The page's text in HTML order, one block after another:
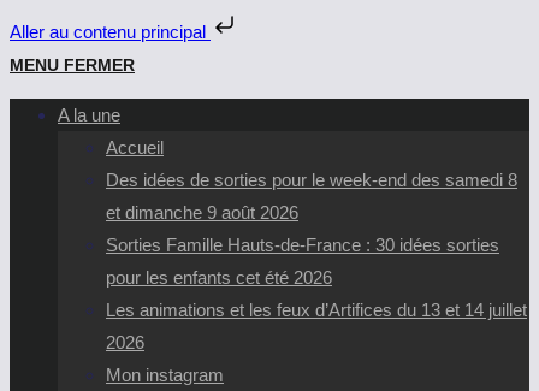
Aller au contenu principal
Skip
to
content
MENU FERMER
A la une
Accueil
Des idées de sorties pour le week-end des samedi 8
et dimanche 9 août 2026
Sorties Famille Hauts-de-France : 30 idées sorties
pour les enfants cet été 2026
Les animations et les feux d’Artifices du 13 et 14 juillet
2026
Mon instagram